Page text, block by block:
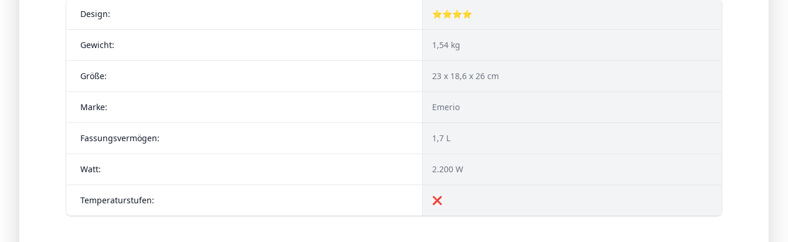
Design: ⭐⭐⭐⭐
Gewicht: 1,54 kg
Größe: 23 x 18,6 x 26 cm
Marke: Emerio
Fassungsvermögen: 1,7 L
Watt: 2.200 W
Temperaturstufen: ❌